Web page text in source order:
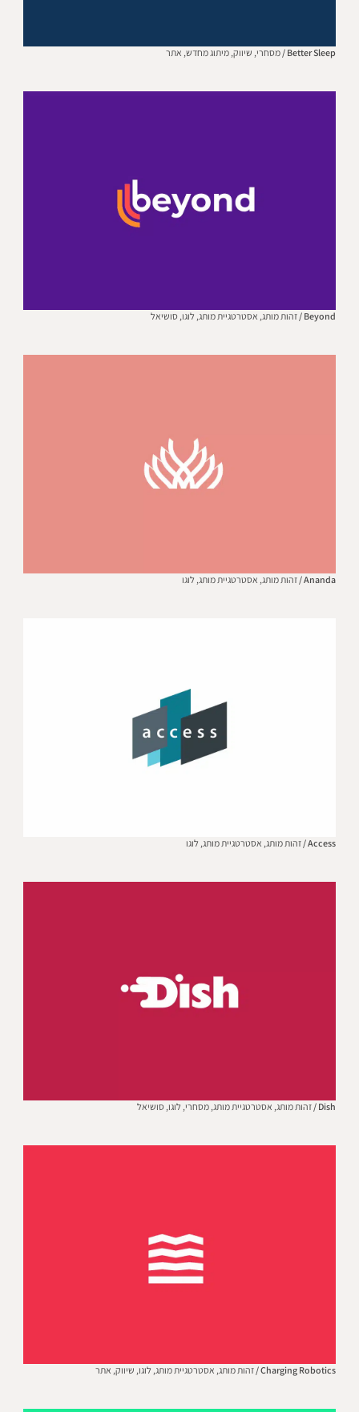
Better Sleep / מסחרי, שיווק, מיתוג מחדש, אתר
Beyond / זהות מותג, אסטרטגיית מותג, לוגו, סושיאל
Ananda / זהות מותג, אסטרטגיית מותג, לוגו
Access / זהות מותג, אסטרטגיית מותג, לוגו
Dish / זהות מותג, אסטרטגיית מותג, מסחרי, לוגו, סושיאל
Charging Robotics / זהות מותג, אסטרטגיית מותג, לוגו, שיווק, אתר